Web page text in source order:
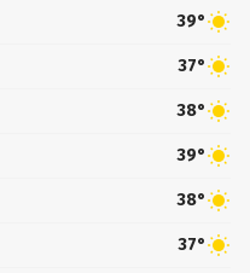
39°
37°
38°
39°
38°
37°